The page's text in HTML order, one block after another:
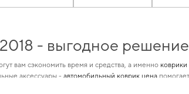
- выгодное
вам сэкономить время и средства, а именно
аксессуары - автомобильный коврик цена